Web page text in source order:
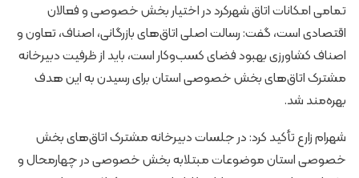
تمامی امکانات اتاق شهرکرد در اختیار بخش خصوصی و فعالان
اقتصادی است، گفت: رسالت اصلی اتاق‌های بازرگانی، اصناف، تعاون و
اصناف کشاورزی بهبود فضای کسب‌وکار است، باید از ظرفیت دبیرخانه
مشترک اتاق‌های بخش خصوصی استان برای رسیدن به این هدف
بهره‌مند شد.
شهرام زارع تأکید کرد: در جلسات دبیرخانه مشترک اتاق‌های بخش
خصوصی استان موضوعات مبتلابه بخش خصوصی در چهارمحال و